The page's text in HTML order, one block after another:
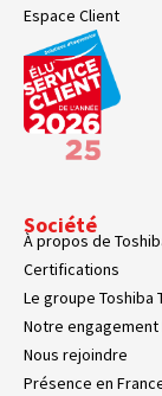
Espace Client
Société
À propos de
Certifications
Le groupe Toshiba
Notre engagement
Nous rejoindre
Présence en